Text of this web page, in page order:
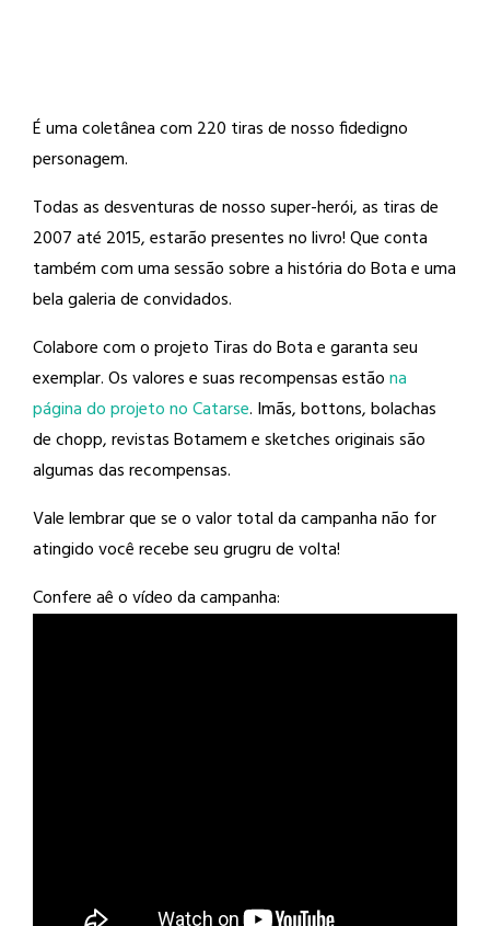
É uma coletânea com 220 tiras de nosso fidedigno
personagem.
Todas as desventuras de nosso super-herói, as tiras de
2007 até 2015, estarão presentes no livro! Que conta
também com uma sessão sobre a história do Bota e uma
bela galeria de convidados.
Colabore com o projeto Tiras do Bota e garanta seu
exemplar. Os valores e suas recompensas estãona
página do projeto no Catarse. Imãs, bottons, bolachas
de chopp, revistas Botamem e sketches originais são
algumas das recompensas.
Vale lembrar que se o valor total da campanha não for
atingido você recebe seu grugru de volta!
Confere aê o vídeo da campanha: